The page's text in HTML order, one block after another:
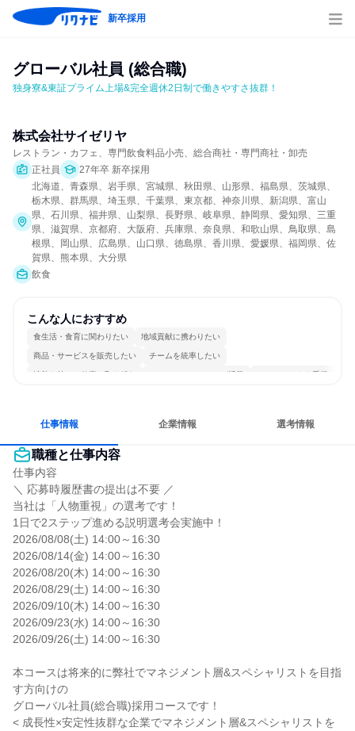
新卒採用
グローバル社員 (総合職)
独身寮&東証プライム上場&完全週休2日制で働きやすさ抜群！
株式会社サイゼリヤ
レストラン・カフェ、専門飲食料品小売、総合商社・専門商社・卸売
正社員
27年卒 新卒採用
北海道、青森県、岩手県、宮城県、秋田県、山形県、福島県、茨城県、
栃木県、群馬県、埼玉県、千葉県、東京都、神奈川県、新潟県、富山
県、石川県、福井県、山梨県、長野県、岐阜県、静岡県、愛知県、三重
県、滋賀県、京都府、大阪府、兵庫県、奈良県、和歌山県、鳥取県、島
根県、岡山県、広島県、山口県、徳島県、香川県、愛媛県、福岡県、佐
賀県、熊本県、大分県
飲食
こんな人におすすめ
食生活・食育に関わりたい 地域貢献に携わりたい
商品・サービスを販売したい チームを統率したい
情熱を持って仕事に取り組む コミュニケーションが活発 チームワークを重視
仕事情報 企業情報 選考情報
職種と仕事内容
仕事内容
＼ 応募時履歴書の提出は不要 ／
当社は「人物重視」の選考です！
1日で2ステップ進める説明選考会実施中！
2026/08/08(土) 14:00～16:30
2026/08/14(金) 14:00～16:30
2026/08/20(木) 14:00～16:30
2026/08/29(土) 14:00～16:30
2026/09/10(木) 14:00～16:30
2026/09/23(水) 14:00～16:30
2026/09/26(土) 14:00～16:30
本コースは将来的に弊社でマネジメント層&スペシャリストを目指
す方向けの
グローバル社員(総合職)採用コースです！
< 成長性×安定性抜群な企業でマネジメント層&スペシャリストを